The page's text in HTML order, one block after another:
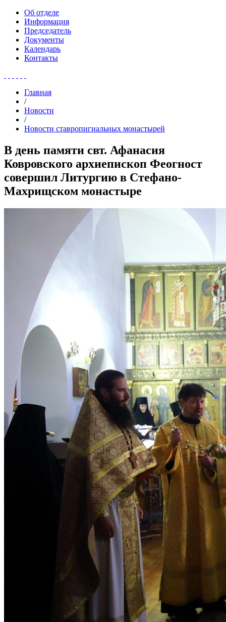
Об отделе
Информация
Председатель
Документы
Календарь
Контакты
Главная
/
Новости
/
Новости ставропигиальных монастырей
В день памяти свт. Афанасия
Ковровского архиепископ Феогност
совершил Литургию в Стефано-
Махрищском монастыре